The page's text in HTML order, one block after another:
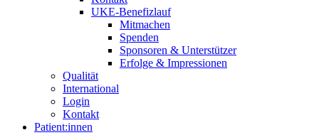
UKE-Benefizlauf
Mitmachen
Spenden
Sponsoren & Unterstützer
Erfolge & Impressionen
Qualität
International
Login
Kontakt
Patient:innen